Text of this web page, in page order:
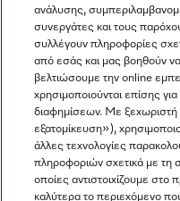
Miele στο Instagram
Miele στο Facebook
Miele στο
ανάλυσης,
συνεργάτες και τους
συλλέγουν πληροφορίες
από εσάς και μας βοηθούν
βελτιώσουμε την online
χρησιμοποιούνται επίσης
διαφημίσεων. Με
εξατομίκευση»),
άλλες τεχνολογίες
πληροφοριών σχετικά με τη
οποίες αντιστοιχίζουμε
καλύτερα το περιεχόμενο